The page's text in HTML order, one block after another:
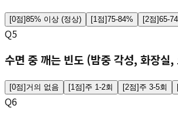
[0점]85% 이상 (정상) [1 점]75-84% [2점]65-
Q5
수면 중 깨는 빈도 (밤중 각성, 화장실,
[0점] 거의 없음 [1점] 주 1-2회 [2점] 주 3-5회
Q6